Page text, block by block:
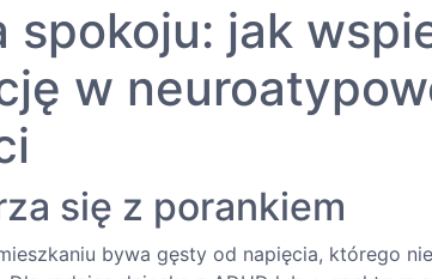
spokoju: jak
w
się z porankiem
bywa gęsty od napięcia, którego